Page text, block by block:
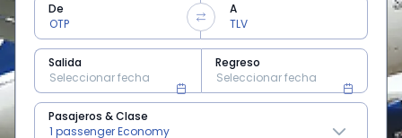
De A
Salida Regreso
Pasajeros & Clase